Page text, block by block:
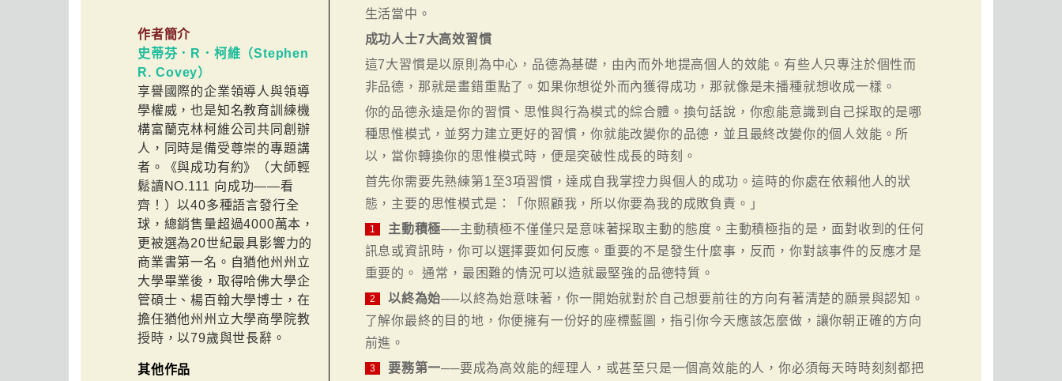
作者簡介
史蒂芬．R．柯維（Stephen
R. Covey）
享譽國際的企業領導人與領導
學權威，也是知名教育訓練機
構富蘭克林柯維公司共同創辦
人，同時是備受尊崇的專題講
者。《與成功有約》（大師輕
鬆讀NO.111 向成功——看
齊！）以40多種語言發行全
球，總銷售量超過4000萬本，
更被選為20世紀最具影響力的
商業書第一名。自猶他州州立
大學畢業後，取得哈佛大學企
管碩士、楊百翰大學博士，在
擔任猶他州州立大學商學院教
授時，以79歲與世長辭。
其他作品
生活當中。
成功人士7大高效習慣
這7大習慣是以原則為中心，品德為基礎，由內而外地提高個人的效能。有些人只專注於個性而
非品德，那就是畫錯重點了。如果你想從外而內獲得成功，那就像是未播種就想收成一樣。
你的品德永遠是你的習慣、思惟與行為模式的綜合體。換句話說，你愈能意識到自己採取的是哪
種思惟模式，並努力建立更好的習慣，你就能改變你的品德，並且最終改變你的個人效能。所
以，當你轉換你的思惟模式時，便是突破性成長的時刻。
首先你需要先熟練第1至3項習慣，達成自我掌控力與個人的成功。這時的你處在依賴他人的狀
態，主要的思惟模式是：「你照顧我，所以你要為我的成敗負責。」
1 主動積極──主動積極不僅僅只是意味著採取主動的態度。主動積極指的是，面對收到的任何
訊息或資訊時，你可以選擇要如何反應。重要的不是發生什麼事，反而，你對該事件的反應才是
重要的。 通常，最困難的情況可以造就最堅強的品德特質。
2 以終為始──以終為始意味著，你一開始就對於自己想要前往的方向有著清楚的願景與認知。
了解你最終的目的地，你便擁有一份好的座標藍圖，指引你今天應該怎麼做，讓你朝正確的方向
前進。
3 要務第一──要成為高效能的經理人，或甚至只是一個高效能的人，你必須每天時時刻刻都把